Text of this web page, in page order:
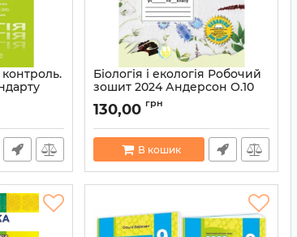
контроль.
Біологія і екологія Робочий
зошит 2024 Андерсон О.10
Артикул: 9789661650885
130,00 грн
В кошик